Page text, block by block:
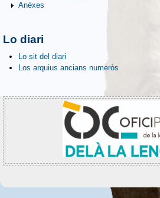
Anèxes
Lo diari
Lo sit del diari
Los arquius ancians numeròs